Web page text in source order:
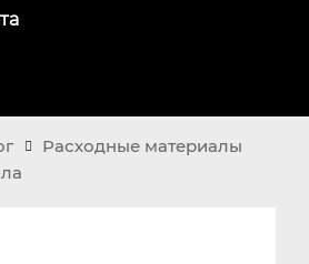
Расходные материалы